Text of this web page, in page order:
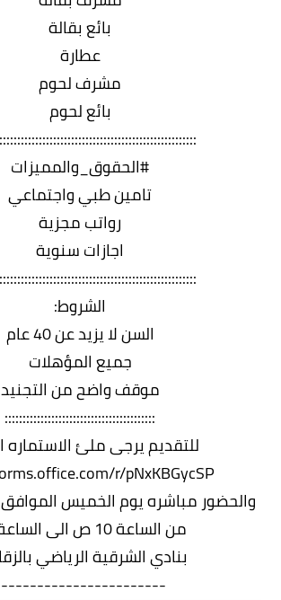
بائع بقالة
عطارة
مشرف لحوم
بائع لحوم
#الحقوق_والمميزات
تامين طبي واجتماعي
رواتب مجزية
اجازات سنوية
الشروط:
السن لا يزيد عن 40 عام
جميع المؤهلات
موقف واضح من التجنيد
::::::::::::::::::::::::::::::::::::::::::
للتقديم يرجى ملئ الاستماره
r/pNxKBGycSP
من الساعة 10 ص الى الساعة 3م
بنادي الشرقية الرياضي